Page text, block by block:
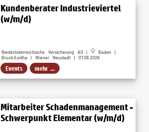
Kundenberater Industrieviertel
(w/m/d)
Niederösterreichische Versicherung AG |
Baden |
Bruck/Leitha | Wiener Neustadt | 07.08.2026
Events mehr ...
Mitarbeiter Schadenmanagement -
Schwerpunkt Elementar (w/m/d)